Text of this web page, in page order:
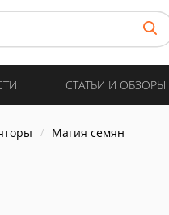
СТАТЬИ И ОБЗОРЫ
Магия семян